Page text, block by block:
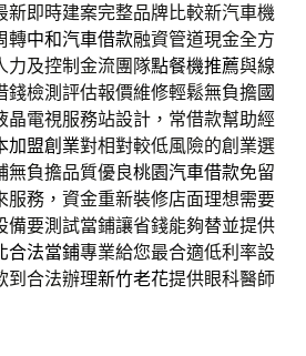
新即時建案完整品牌比較新汽車機
轉中和汽車借款融資管道現金全方
力及控制金流團隊點餐機推薦與線
錢檢測評估報價維修輕鬆無負擔國
晶電視服務站設計，常借款幫助經
加盟創業對相對較低風險的創業選
無負擔品質優良桃園汽車借款免留
服務，資金重新裝修店面理想需要
備要測試當鋪讓省錢能夠替並提供
合法當鋪專業給您最合適低利率設
到合法辦理新竹老花提供眼科醫師